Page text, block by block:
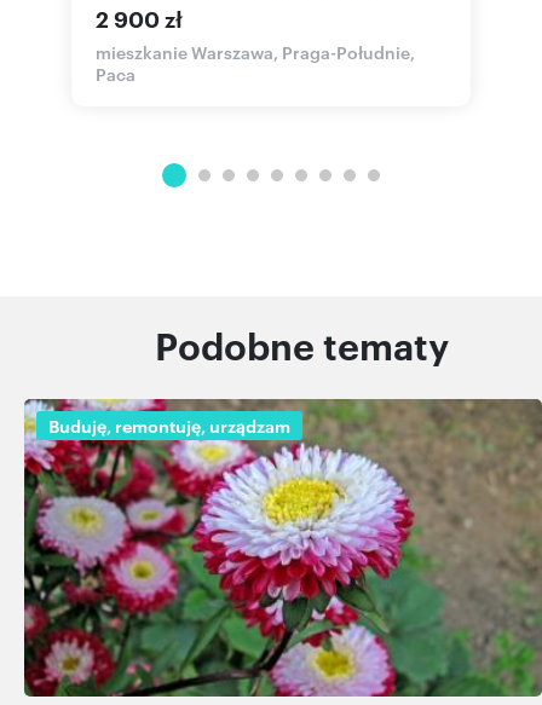
2 900 zł
mieszkanie Warszawa, Praga-Południe,
Paca
Podobne tematy
Buduję, remontuję, urządzam